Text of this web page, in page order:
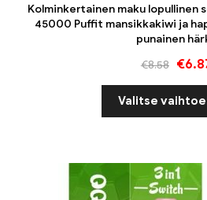
Kolminkertainen maku lopullinen
45000 Puffit mansikkakiwi ja
punainen
€8.58 €
Valitse